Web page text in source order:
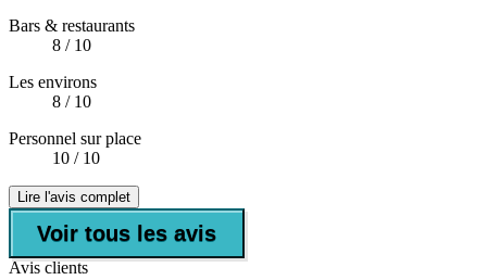
Bars & restaurants
8 / 10
Les environs
8 / 10
Personnel sur place
10 / 10
Lire l'avis complet
Voir tous les avis
Avis clients